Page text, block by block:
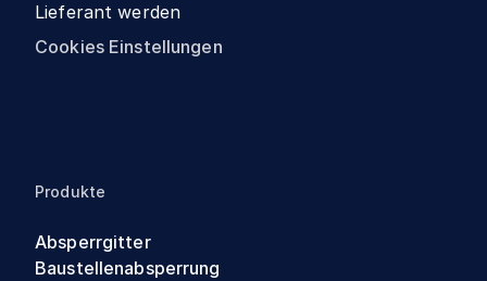
Lieferant werden
Cookies Einstellungen
Produkte
Absperrgitter
Baustellenabsperrung